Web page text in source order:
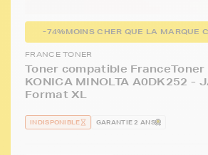
-74%MOINS CHER QUE LA MARQUE
FRANCE TONER
Toner compatible
KONICA MINOLTA A0DK252 -
Format XL
INDISPONIBLE GARANTIE 2 ANS